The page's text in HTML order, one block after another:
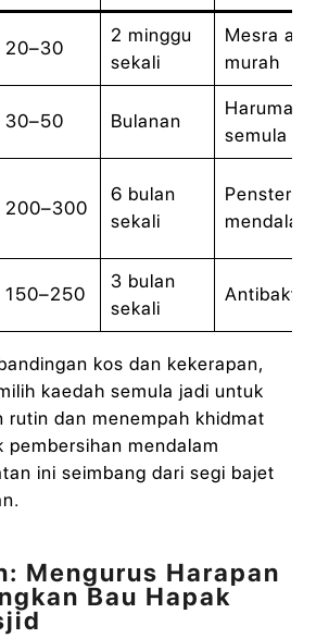
20–30
2 minggu
sekali
Mesra
murah
30–50 Bulanan
Haruman
semula
200–300
6 bulan
sekali
mendalam
150–250
3 bulan
sekali
kos dan kekerapan,
kaedah semula jadi untuk
rutin dan menempah khidmat
pembersihan mendalam
ini seimbang dari segi bajet
Mengurus Harapan
Bau Hapak